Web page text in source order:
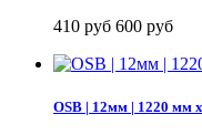
410 руб 600 руб
OSB | 12мм | 1220 мм